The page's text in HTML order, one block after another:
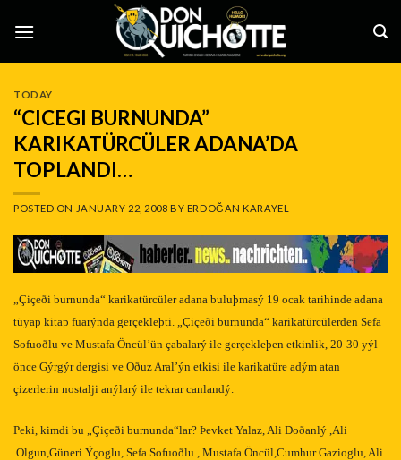
TODAY
“CICEGI BURNUNDA”
KARIKATÜRCÜLER ADANA’DA
TOPLANDI…
POSTED ON JANUARY 22, 2008 BY ERDOĞAN KARAYEL
„Çiçeði burnunda“ karikatürcüler adana buluþmasý 19 ocak tarihinde adana
tüyap kitap fuarýnda gerçekleþti. „Çiçeði burnunda“ karikatürcülerden Sefa
Sofuoðlu ve Mustafa Öncül’ün çabalarý ile gerçekleþen etkinlik, 20-30 yýl
önce Gýrgýr dergisi ve Oðuz Aral’ýn etkisi ile karikatüre adým atan
çizerlerin nostalji anýlarý ile tekrar canlandý.
Peki, kimdi bu „Çiçeði burnunda“lar? Þevket Yalaz, Ali Doðanlý ,Ali
Olgun,Güneri Ýçoglu, Sefa Sofuoðlu , Mustafa Öncül,Cumhur Gazioglu, Ali